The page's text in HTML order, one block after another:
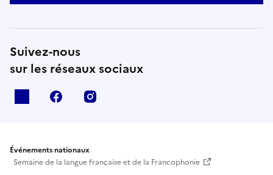
Suivez-nous
sur les réseaux sociaux
facebook
Événements nationaux
Semaine de la langue française et de la Francophonie